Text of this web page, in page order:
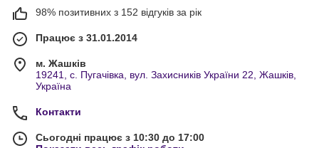
98% позитивних з 152 відгуків за рік
Працює з 31.01.2014
м. Жашків
19241, с. Пугачівка, вул. Захисників України 22, Жашків,
Україна
Контакти
Сьогодні працює з 10:30 до 17:00